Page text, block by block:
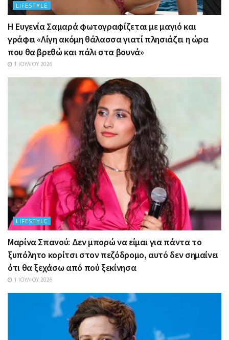
LIFESTYLE
Η Ευγενία Σαμαρά φωτογραφίζεται με μαγιό και
γράφει «Λίγη ακόμη θάλασσα γιατί πλησιάζει η ώρα
που θα βρεθώ και πάλι στα βουνά»
1 ΙΟΥΛΊΟΥ 2026
LIFESTYLE
Μαρίνα Σπανού: Δεν μπορώ να είμαι για πάντα το
ξυπόλητο κορίτσι στον πεζόδρομο, αυτό δεν σημαίνει
ότι θα ξεχάσω από πού ξεκίνησα
1 ΙΟΥΛΊΟΥ 2026